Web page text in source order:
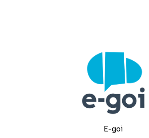
E-goi